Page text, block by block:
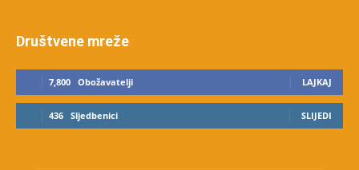
Društvene mreže
7,800 Obožavatelji LAJKAJ
436 Sljedbenici SLIJEDI